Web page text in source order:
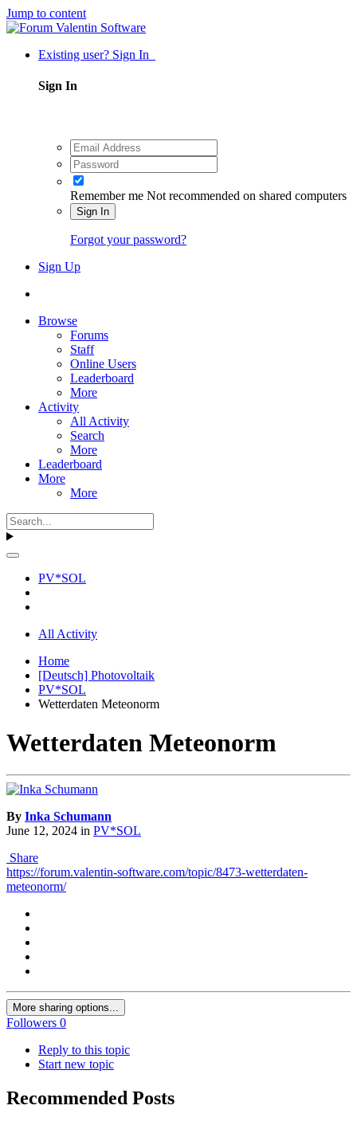
Jump to content
Existing user? Sign In
Sign In
Remember me Not recommended on shared computers
Sign In
Forgot your password?
Sign Up
Browse
Forums
Staff
Online Users
Leaderboard
More
Activity
All Activity
Search
More
Leaderboard
More
More
PV*SOL
All Activity
Home
[Deutsch] Photovoltaik
PV*SOL
Wetterdaten Meteonorm
Wetterdaten Meteonorm
By Inka Schumann
June 12, 2024 in PV*SOL
Share
https://forum.valentin-software.com/topic/8473-wetterdaten-
meteonorm/
More sharing options...
Followers 0
Reply to this topic
Start new topic
Recommended Posts